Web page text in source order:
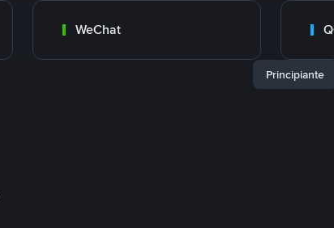
WeChat
Principiante